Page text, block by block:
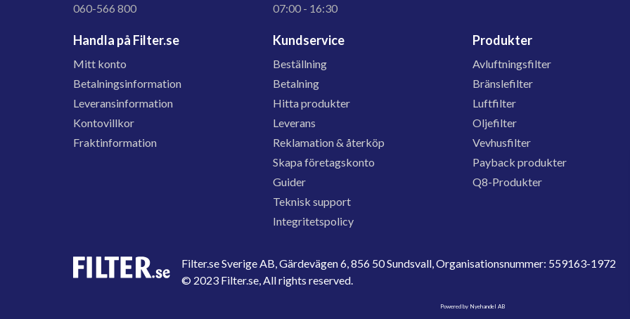
060-566 800
07:00 - 16:30
Handla på Filter.se
Mitt konto
Betalningsinformation
Leveransinformation
Kontovillkor
Fraktinformation
Kundservice
Beställning
Betalning
Hitta produkter
Leverans
Reklamation & återköp
Skapa företagskonto
Guider
Teknisk support
Integritetspolicy
Produkter
Avluftningsfilter
Bränslefilter
Luftfilter
Oljefilter
Vevhusfilter
Payback produkter
Q8-Produkter
Filter.se Sverige AB, Gärdevägen 6, 856 50 Sundsvall, Organisationsnummer: 559163-1972
© 2023 Filter.se, All rights reserved.
Powered by Nyehandel AB